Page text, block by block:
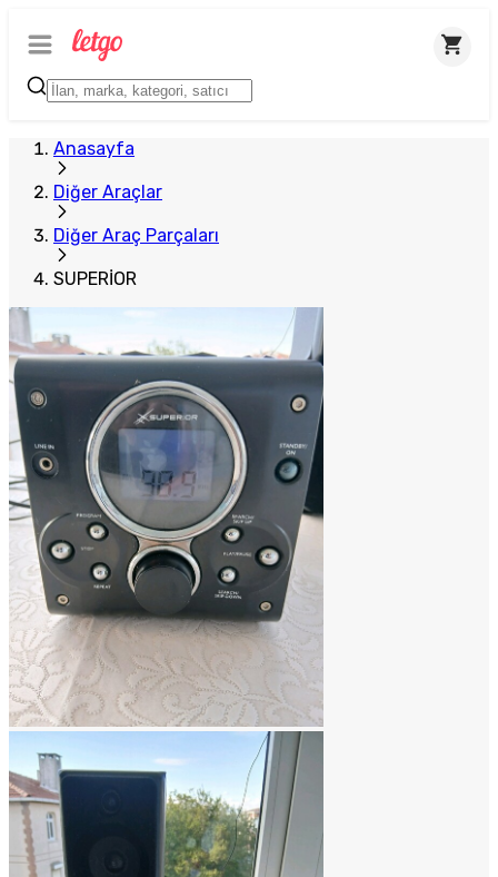
Anasayfa
Diğer Araçlar
Diğer Araç Parçaları
SUPERİOR